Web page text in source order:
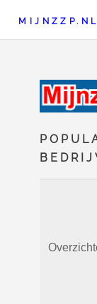
MIJNZZP.NL